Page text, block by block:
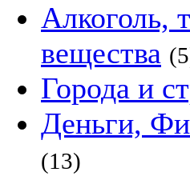
Алкоголь,
вещества
Города и
Деньги,
(13)